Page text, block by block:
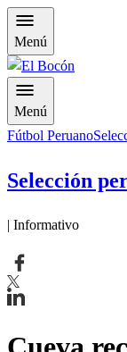
Menú
Menú
Fútbol Peruano
Selección
| Informativo